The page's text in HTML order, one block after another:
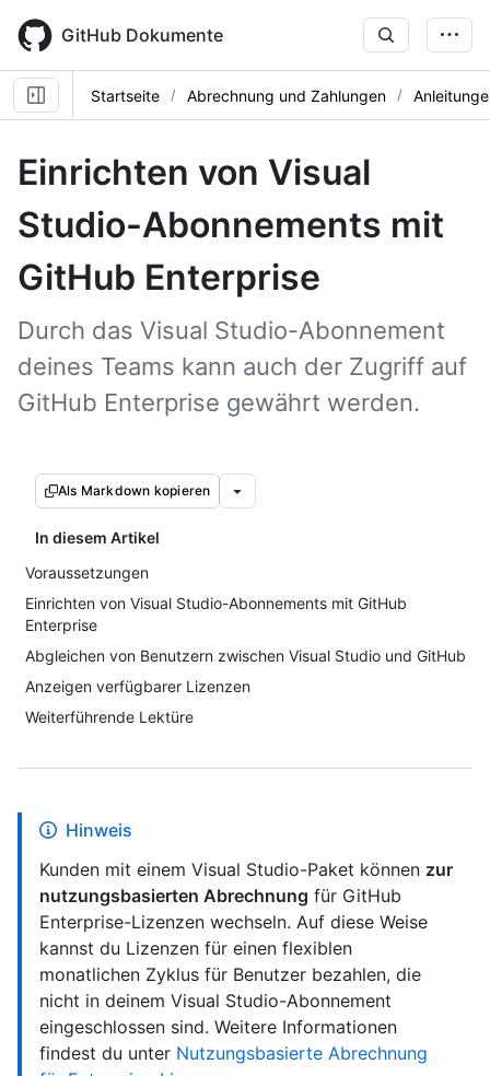
main
content
GitHub Dokumente
Startseite Abrechnung und Zahlungen
Einrichten von Visual
Studio-Abonnements mit
GitHub Enterprise
Durch das Visual Studio-Abonnement
deines Teams kann auch der Zugriff auf
GitHub Enterprise gewährt werden.
Als Markdown kopieren
In diesem Artikel
Voraussetzungen
Einrichten von Visual Studio-Abonnements mit GitHub
Enterprise
Abgleichen von Benutzern zwischen Visual Studio und GitHub
Anzeigen verfügbarer Lizenzen
Weiterführende Lektüre
Hinweis
Kunden mit einem Visual Studio-Paket können zur
nutzungsbasierten Abrechnung für GitHub
Enterprise-Lizenzen wechseln. Auf diese Weise
kannst du Lizenzen für einen flexiblen
monatlichen Zyklus für Benutzer bezahlen, die
nicht in deinem Visual Studio-Abonnement
eingeschlossen sind. Weitere Informationen
findest du unter Nutzungsbasierte Abrechnung